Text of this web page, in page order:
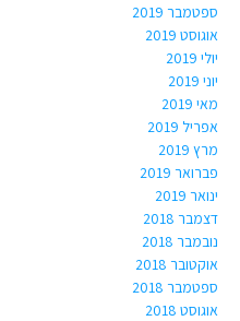
ספטמבר 2019
אוגוסט 2019
יולי 2019
יוני 2019
מאי 2019
אפריל 2019
מרץ 2019
פברואר 2019
ינואר 2019
דצמבר 2018
נובמבר 2018
אוקטובר 2018
ספטמבר 2018
אוגוסט 2018